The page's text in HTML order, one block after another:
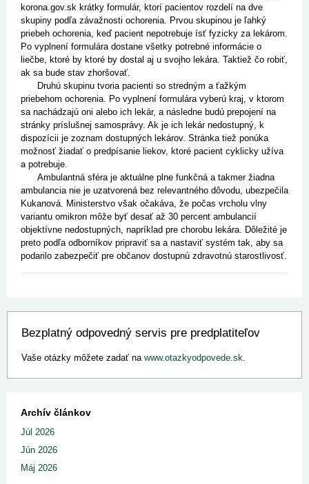
korona.gov.sk krátky formulár, ktorí pacientov rozdelí na dve
skupiny podľa závažnosti ochorenia. Prvou skupinou je ľahký
priebeh ochorenia, keď pacient nepotrebuje ísť fyzicky za lekárom.
Po vyplnení formulára dostane všetky potrebné informácie o
liečbe, ktoré by ktoré by dostal aj u svojho lekára. Taktiež čo robiť,
ak sa bude stav zhoršovať.
Druhú skupinu tvoria pacienti so stredným a ťažkým
priebehom ochorenia. Po vyplnení formulára vyberú kraj, v ktorom
sa nachádzajú oni alebo ich lekár, a následne budú prepojení na
stránky príslušnej samosprávy. Ak je ich lekár nedostupný, k
dispozícii je zoznam dostupných lekárov. Stránka tiež ponúka
možnosť žiadať o predpísanie liekov, ktoré pacient cyklicky užíva
a potrebuje.
Ambulantná sféra je aktuálne plne funkčná a takmer žiadna
ambulancia nie je uzatvorená bez relevantného dôvodu, ubezpečila
Kukanová. Ministerstvo však očakáva, že počas vrcholu vlny
variantu omikron môže byť desať až 30 percent ambulancií
objektívne nedostupných, napríklad pre chorobu lekára. Dôležité je
preto podľa odborníkov pripraviť sa a nastaviť systém tak, aby sa
podarilo zabezpečiť pre občanov dostupnú zdravotnú starostlivosť.
Bezplatný odpovedný servis pre predplatiteľov
Vaše otázky môžete zadať na www.otazkyodpovede.sk.
Archív článkov
Júl 2026
Jún 2026
Máj 2026